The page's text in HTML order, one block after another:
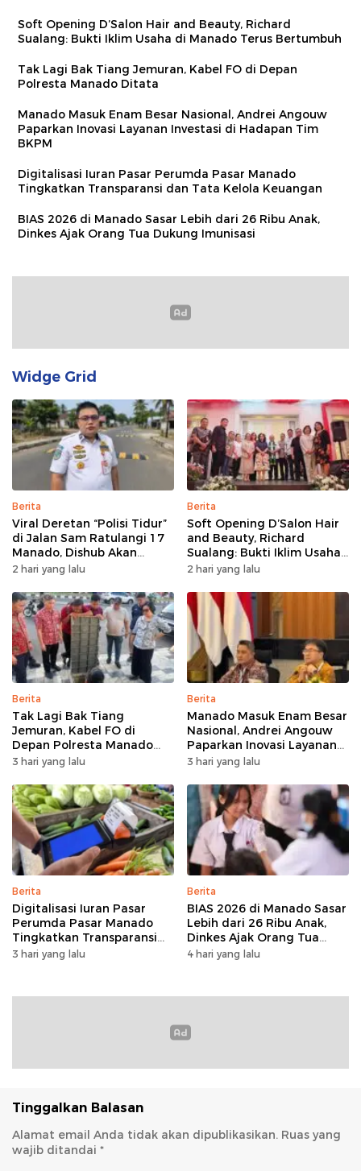
Soft Opening D’Salon Hair and Beauty, Richard
Sualang: Bukti Iklim Usaha di Manado Terus Bertumbuh
Tak Lagi Bak Tiang Jemuran, Kabel FO di Depan
Polresta Manado Ditata
Manado Masuk Enam Besar Nasional, Andrei Angouw
Paparkan Inovasi Layanan Investasi di Hadapan Tim
BKPM
Digitalisasi Iuran Pasar Perumda Pasar Manado
Tingkatkan Transparansi dan Tata Kelola Keuangan
BIAS 2026 di Manado Sasar Lebih dari 26 Ribu Anak,
Dinkes Ajak Orang Tua Dukung Imunisasi
Widge Grid
Berita
Viral Deretan “Polisi Tidur”
di Jalan Sam Ratulangi 17
Manado, Dishub Akan
Musyawarahkan Solusi
2 hari yang lalu
Berita
Soft Opening D’Salon Hair
and Beauty, Richard
Sualang: Bukti Iklim Usaha
di Manado Terus
2 hari yang lalu
Berita
Tak Lagi Bak Tiang
Jemuran, Kabel FO di
Depan Polresta Manado
Ditata
3 hari yang lalu
Berita
Manado Masuk Enam Besar
Nasional, Andrei Angouw
Paparkan Inovasi Layanan
Investasi di Hadapan Tim
3 hari yang lalu
Berita
Digitalisasi Iuran Pasar
Perumda Pasar Manado
Tingkatkan Transparansi
dan Tata Kelola Keuangan
3 hari yang lalu
Berita
BIAS 2026 di Manado Sasar
Lebih dari 26 Ribu Anak,
Dinkes Ajak Orang Tua
Dukung Imunisasi
4 hari yang lalu
Tinggalkan Balasan
Alamat email Anda tidak akan dipublikasikan. Ruas yang
wajib ditandai *